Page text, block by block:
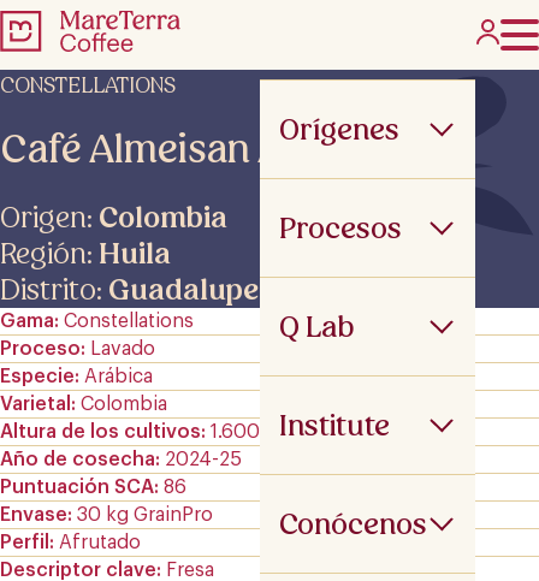
Orígenes
Procesos
Q Lab
Institute
Conócenos
CONSTELLATIONS
Café Almeisan AFRE
Origen: Colombia
Región: Huila
Distrito: Guadalupe
Gama Constellations
Proceso
Lavado
Especie
Arábica
Varietal
Colombia
Altura de los cultivos 1.600 m.s.n.m
Año de cosecha
2024-25
Puntuación SCA 86
Envase 30 kg GrainPro
Perfil
Afrutado
Descriptor clave
Fresa